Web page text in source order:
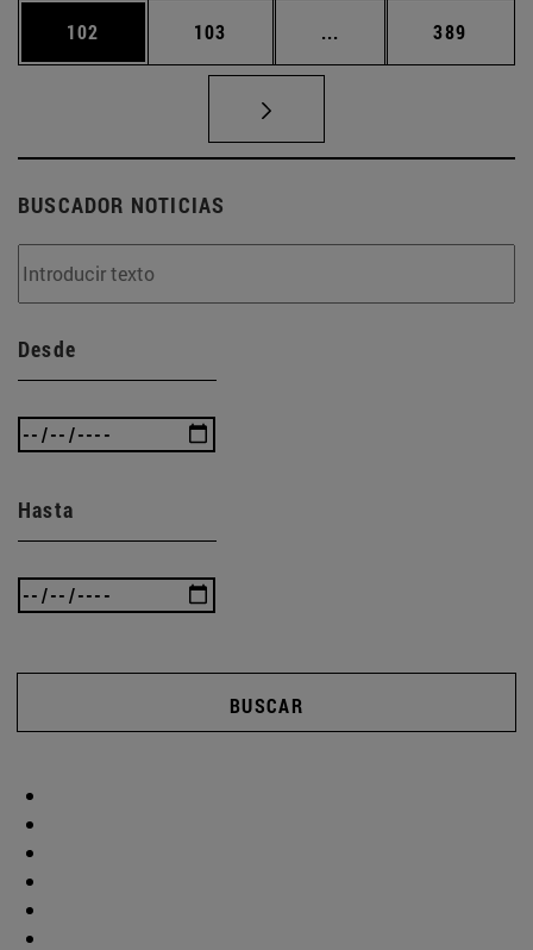
Página
102 Página
103 ... Páginas intermedias
Página
389
BUSCADOR NOTICIAS
Desde
Hasta
BUSCAR